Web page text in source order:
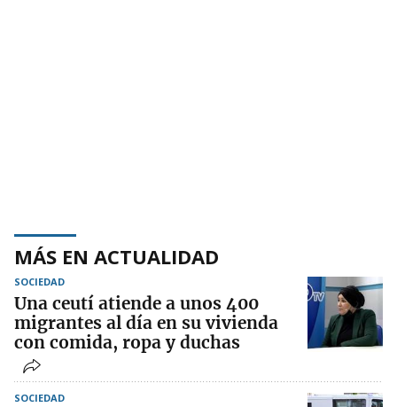
MÁS EN ACTUALIDAD
SOCIEDAD
Una ceutí atiende a unos 400
migrantes al día en su vivienda
con comida, ropa y duchas
SOCIEDAD